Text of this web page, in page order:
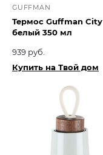
GUFFMAN
Термос Guffman City
белый 350 мл
939 руб.
Купить на Твой дом